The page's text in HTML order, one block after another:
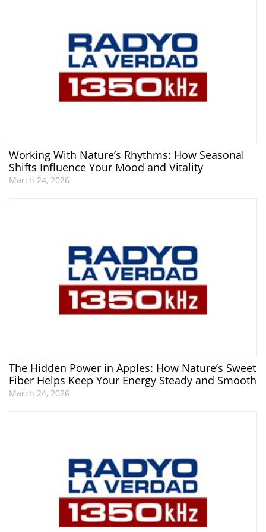
Working With Nature’s Rhythms: How Seasonal
Shifts Influence Your Mood and Vitality
March 24, 2026
The Hidden Power in Apples: How Nature’s Sweet
Fiber Helps Keep Your Energy Steady and Smooth
March 24, 2026